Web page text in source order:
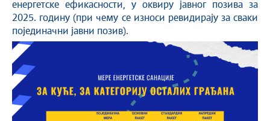
енергетске ефикасности, у оквиру јавног позива за
2025. годину (при чему се износи ревидирају за сваки
појединачни јавни позив).